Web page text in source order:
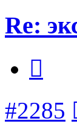
Re:
#2285